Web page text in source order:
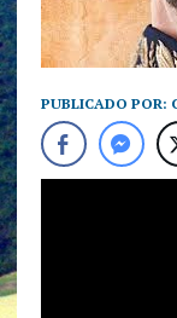
PUBLICADO POR: